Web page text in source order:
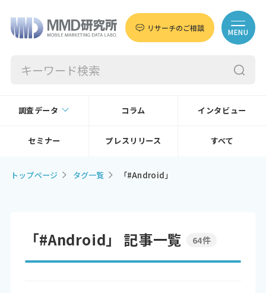
リサーチのご相談 MENU
調査データ コラム インタビュー
セミナー プレスリリース すべて
トップページ タグ一覧 「#Android」
「#Android」 記事一覧 64件